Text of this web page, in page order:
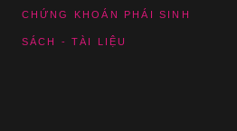
CHỨNG KHOÁN PHÁI SINH
SÁCH - TÀI LIỆU